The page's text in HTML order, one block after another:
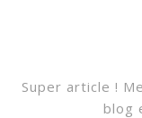
Super article !
blog